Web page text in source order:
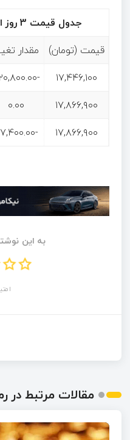
جدول قیمت 3 روز اخیر هر گرم طلا ۱۸ عیار
قیمت (تومان)
مقدار
۱۷,۴۴۶,۱۰۰
-۴۲۰,۸۰۰.۰۰
۱۷,۸۶۶,۹۰۰
۰.۰۰
۱۷,۸۶۶,۹۰۰
-۴۷,۴۰۰.۰۰
به این
مقالات مرتبط در